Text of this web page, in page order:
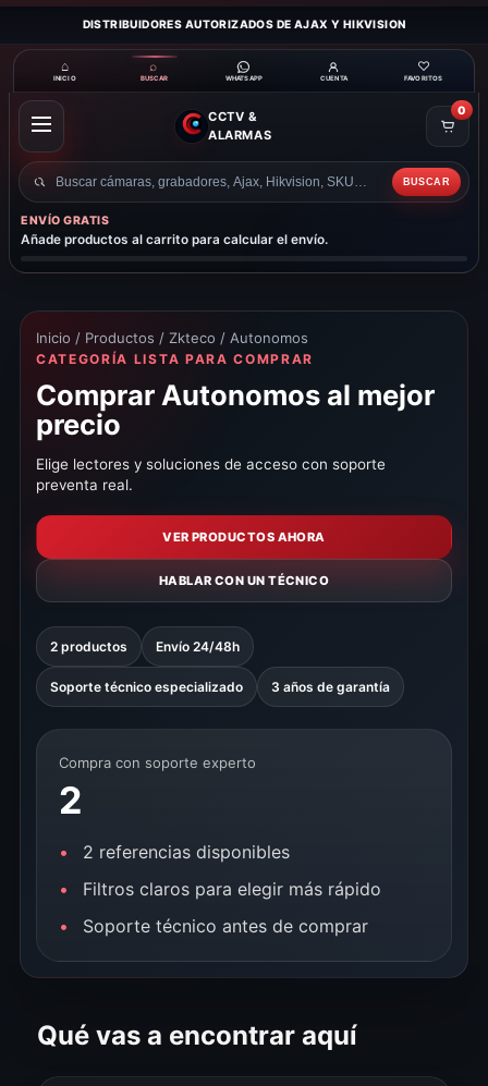
DISTRIBUIDORES AUTORIZADOS DE AJAX Y HIKVISION
⌂
INICIO
⌕
BUSCAR WHATSAPP CUENTA
♡
FAVORITOS
ABRIR
MENÚ
CCTV &
ALARMAS
Buscar
productos
BUSCAR
0
ENVÍO GRATIS
Añade productos al carrito para calcular el envío.
Inicio / Productos / Zkteco / Autonomos
CATEGORÍA LISTA PARA COMPRAR
Comprar Autonomos al mejor
precio
Elige lectores y soluciones de acceso con soporte
preventa real.
VER PRODUCTOS AHORA
HABLAR CON UN TÉCNICO
2 productos Envío 24/48h
Soporte técnico especializado 3 años de garantía
Compra con soporte experto
2
2 referencias disponibles
Filtros claros para elegir más rápido
Soporte técnico antes de comprar
Qué vas a encontrar aquí